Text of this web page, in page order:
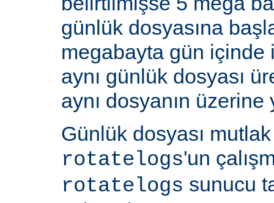
günlük dosyasına
megabayta gün içinde
aynı günlük dosyası
aynı dosyanın üzerine
Günlük dosyası
rotatelogs'un
rotatelogs sunucu